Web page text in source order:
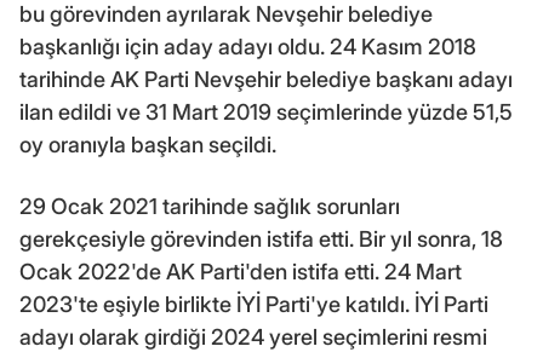
bu görevinden ayrılarak Nevşehir belediye
başkanlığı için aday adayı oldu. 24 Kasım 2018
tarihinde AK Parti Nevşehir belediye başkanı adayı
ilan edildi ve 31 Mart 2019 seçimlerinde yüzde 51,5
oy oranıyla başkan seçildi.
29 Ocak 2021 tarihinde sağlık sorunları
gerekçesiyle görevinden istifa etti. Bir yıl sonra, 18
Ocak 2022'de AK Parti'den istifa etti. 24 Mart
2023'te eşiyle birlikte İYİ Parti'ye katıldı. İYİ Parti
adayı olarak girdiği 2024 yerel seçimlerini resmi